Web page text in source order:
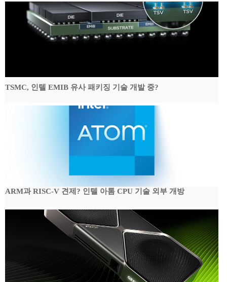
TSMC, 인텔 EMIB 유사 패키징 기술 개발 중?
ARM과 RISC-V 견제? 인텔 아톰 CPU 기술 외부 개방